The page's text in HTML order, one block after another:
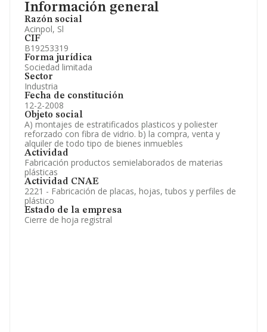
Información general
Razón social
Acinpol, Sl
CIF
B19253319
Forma jurídica
Sociedad limitada
Sector
Industria
Fecha de constitución
12-2-2008
Objeto social
A) montajes de estratificados plasticos y poliester
reforzado con fibra de vidrio. b) la compra, venta y
alquiler de todo tipo de bienes inmuebles
Actividad
Fabricación productos semielaborados de materias
plásticas
Actividad CNAE
2221 - Fabricación de placas, hojas, tubos y perfiles de
plástico
Estado de la empresa
Cierre de hoja registral